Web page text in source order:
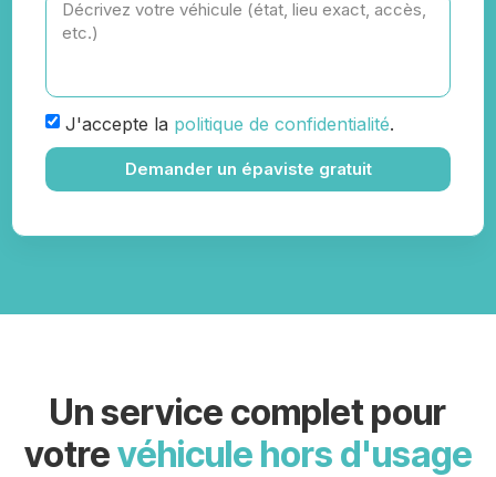
J'accepte la politique de confidentialité.
Demander un épaviste gratuit
Un service complet pour
votrevéhicule hors d'usage